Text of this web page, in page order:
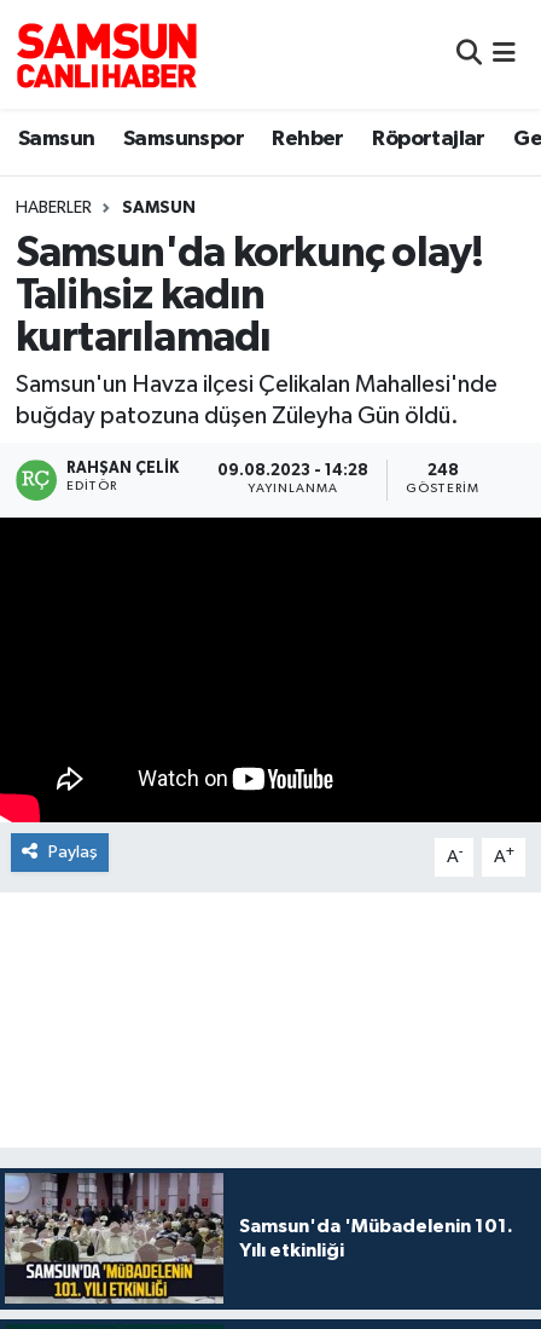
Samsun Samsunspor Rehber Röportajlar
HABERLER SAMSUN
Samsun'da korkunç olay!
Talihsiz kadın
kurtarılamadı
Samsun'un Havza ilçesi Çelikalan Mahallesi'nde
buğday patozuna düşen Züleyha Gün öldü.
RAHŞAN ÇELIK
EDITÖR
09.08.2023 - 14:28
YAYINLANMA
248
GÖSTERIM
Paylaş A- A+
Samsun'da 'Mübadelenin 101.
Yılı etkinliği
Samsun
Sokak Röportajları
Genel
Dünya
Sağlık
Yemek
Samsun Nöbetçi Eczaneler
Samsun Hava Durumu
Samsun Namaz Vakitleri
Samsun Trafik Yoğunluk Haritası
Süper Lig Puan Durumu ve Fikstür
Son Dakika Haberleri
Haber Arşivi